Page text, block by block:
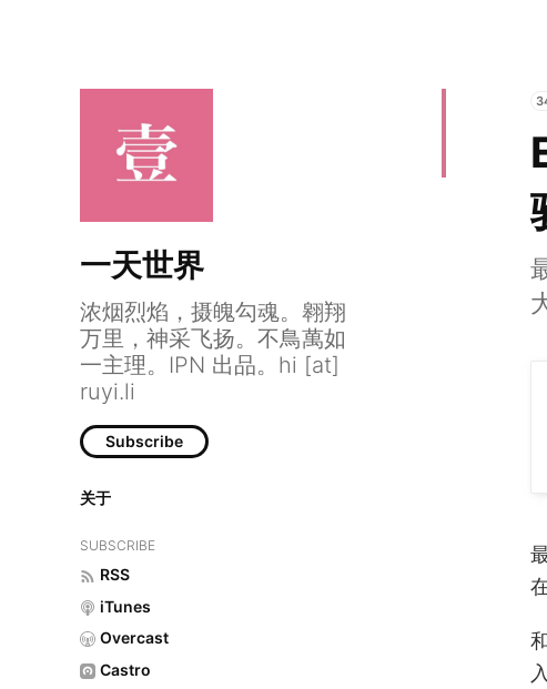
一天世界
浓烟烈焰，摄魄勾魂。翱翔
万里，神采飞扬。不鳥萬如
一主理。IPN 出品。hi [at]
ruyi.li
Subscribe
关于
SUBSCRIBE
RSS
iTunes
Overcast
Castro
Episode 18: 思考